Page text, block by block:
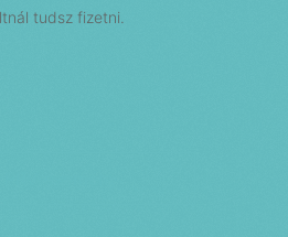
tudsz fizetni.